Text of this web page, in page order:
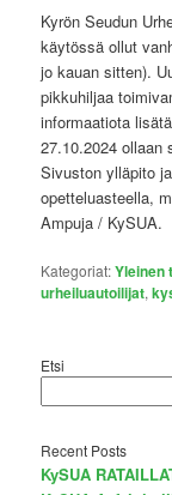
Kyrön Seudun
käytössä ollut
jo kauan sitten).
pikkuhiljaa
informaatiota
27.10.2024 ollaan
Sivuston ylläpito
opetteluasteella,
Ampuja / KySUA.
Kategoriat:Yleinen
urheiluautoilijat,
Etsi
Recent Posts
KySUA